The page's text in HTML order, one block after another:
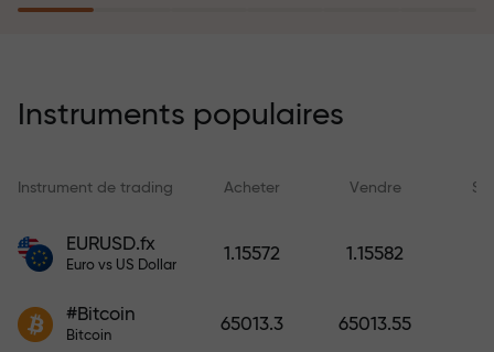
rêves simplement en effectuant un
risques rembourse vos pertes et
garantit un triplement des profits
tranquillité — votre capital est
dépôt. X1000 n’est pas une erreur.
Instruments populaires
Instrument de trading Acheter Vendre
EURUSD.fx
Euro vs US Dollar
1.15572 1.15582
#Bitcoin
Bitcoin
65013.3 65013.55